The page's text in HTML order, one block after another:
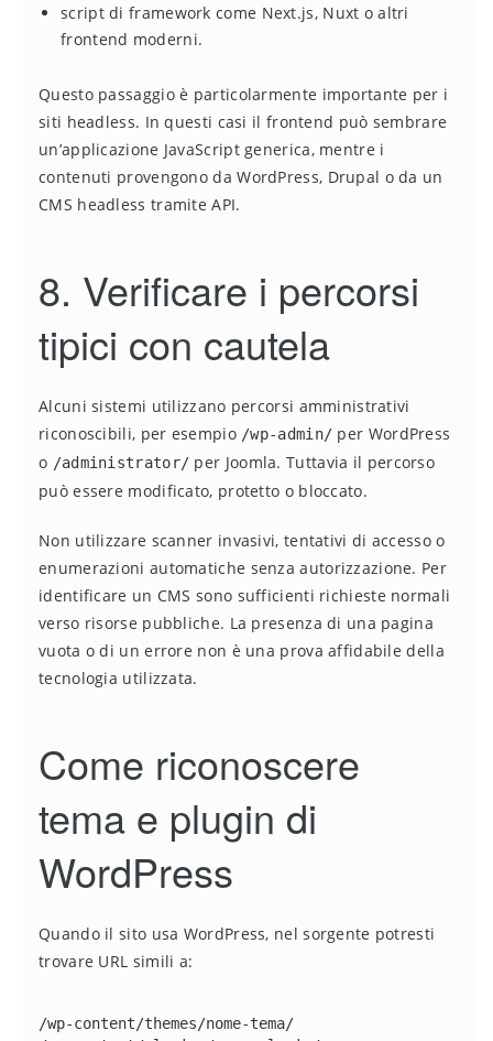
script di framework come Next.js, Nuxt o altri
frontend moderni.
Questo passaggio è particolarmente importante per i
siti headless. In questi casi il frontend può sembrare
un’applicazione JavaScript generica, mentre i
contenuti provengono da WordPress, Drupal o da un
CMS headless tramite API.
8. Verificare i percorsi
tipici con cautela
Alcuni sistemi utilizzano percorsi amministrativi
riconoscibili, per esempio /wp-admin/ per WordPress
o /administrator/ per Joomla. Tuttavia il percorso
può essere modificato, protetto o bloccato.
Non utilizzare scanner invasivi, tentativi di accesso o
enumerazioni automatiche senza autorizzazione. Per
identificare un CMS sono sufficienti richieste normali
verso risorse pubbliche. La presenza di una pagina
vuota o di un errore non è una prova affidabile della
tecnologia utilizzata.
Come riconoscere
tema e plugin di
WordPress
Quando il sito usa WordPress, nel sorgente potresti
trovare URL simili a:
/wp-content/themes/nome-tema/